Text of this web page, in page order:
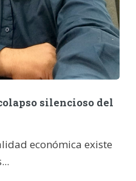
silencioso del
económica existe